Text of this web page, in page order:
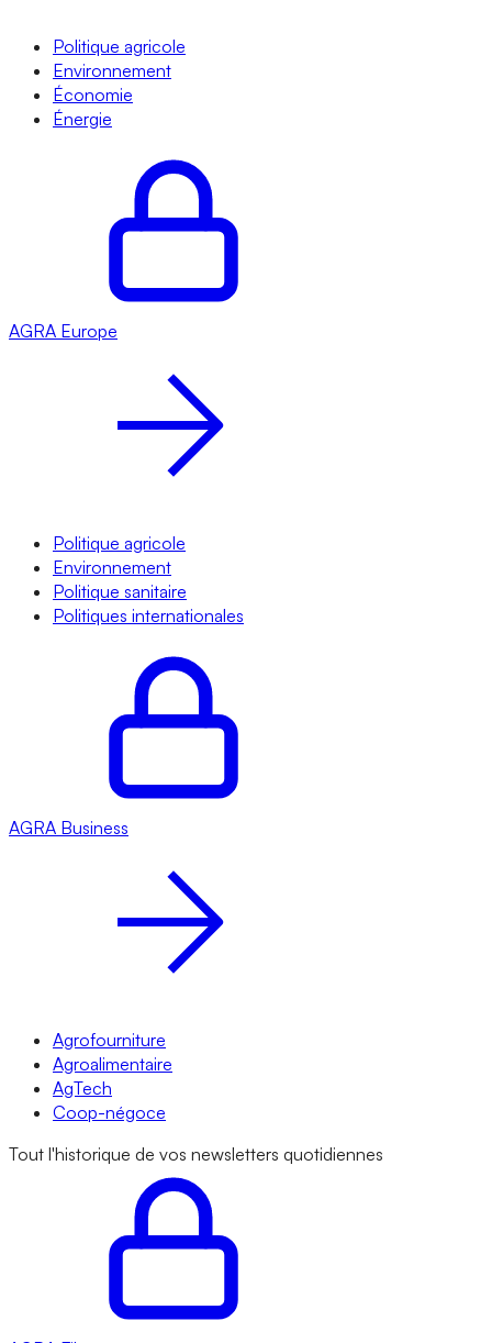
Politique agricole
Environnement
Économie
Énergie
AGRA Europe
Politique agricole
Environnement
Politique sanitaire
Politiques internationales
AGRA Business
Agrofourniture
Agroalimentaire
AgTech
Coop-négoce
Tout l'historique de vos newsletters quotidiennes